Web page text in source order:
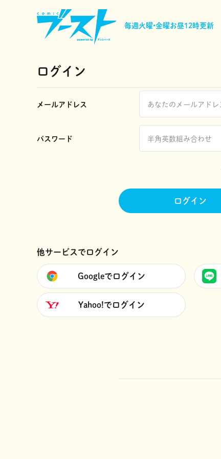
毎週火曜•金曜お昼12時更新
ログイン
メールアドレス
パスワード
ログイン
他サービスでログイン
Googleでログイン
Yahoo!でログイン